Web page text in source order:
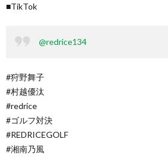
■TikTok
@redrice134
#狩野舞子
#村越優汰
#redrice
#ゴルフ対決
#REDRICEGOLF
#湘南乃風